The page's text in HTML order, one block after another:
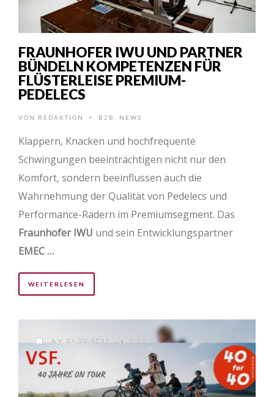
FRAUNHOFER IWU UND PARTNER
BÜNDELN KOMPETENZEN FÜR
FLÜSTERLEISE PREMIUM-
PEDELECS
VON REDAKTION • B2B NEWS
Klappern, Knacken und hochfrequente
Schwingungen beeinträchtigen nicht nur den
Komfort, sondern beeinflussen auch die
Wahrnehmung der Qualität von Pedelecs und
Performance-Rädern im Premiumsegment. Das
Fraunhofer IWU und sein Entwicklungspartner
EMEC …
WEITERLESEN
AM 04.02.2026 UM 9:09